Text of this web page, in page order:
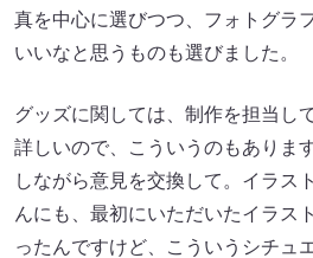
真を中心に選びつつ、フォトグラ
いいなと思うものも選びました。
グッズに関しては、制作を担当し
詳しいので、こういうのもありま
しながら意見を交換して。イラス
んにも、最初にいただいたイラス
ったんですけど、こういうシチュ